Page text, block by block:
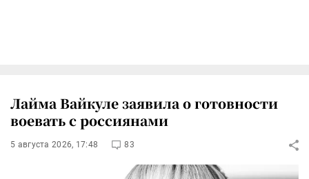
Лайма Вайкуле заявила о готовности
воевать с россиянами
5 августа 2026, 17:48 83